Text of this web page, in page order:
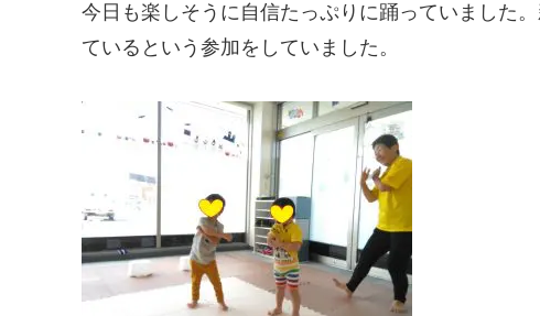
今日も楽しそうに自信たっぷりに踊っていました
ているという参加をしていました。